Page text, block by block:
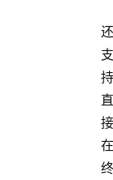
还
支
持
直
接
在
终